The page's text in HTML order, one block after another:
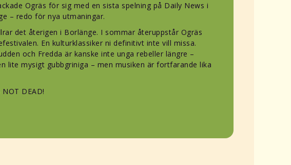
Ogräs för sig med en sista spelning på Daily News i
– redo för nya utmaningar.
det återigen i Borlänge. I sommar återuppstår Ogräs
En kulturklassiker ni definitivt inte vill missa.
och Fredda är kanske inte unga rebeller längre –
lite mysigt gubbgriniga – men musiken är fortfarande lika
NOT DEAD!